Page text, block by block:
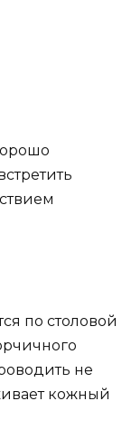
по столовой
не
кожный